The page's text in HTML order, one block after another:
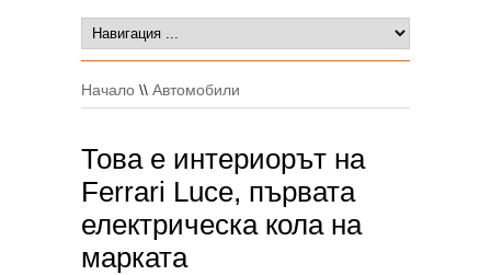
Начало \\ Автомобили
Това е интериорът на
Ferrari Luce, първата
електрическа кола на
марката